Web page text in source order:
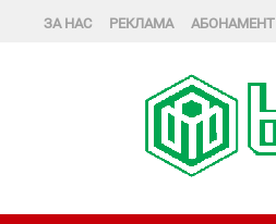
ЗА НАС РЕКЛАМА АБОНАМЕНТ